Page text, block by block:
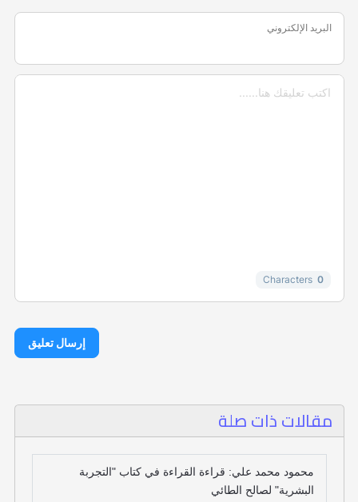
البريد الإلكتروني
0
Characters
إرسال تعليق
مقالات ذات صلة
محمود محمد علي: قراءة القراءة في كتاب "التجربة
البشرية" لصالح الطائي